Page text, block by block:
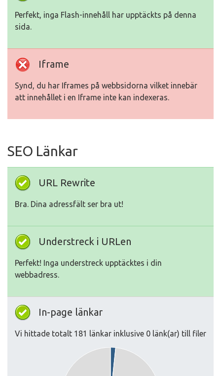
Perfekt, inga Flash-innehåll har upptäckts på denna
sida.
Iframe
Synd, du har Iframes på webbsidorna vilket innebär
att innehållet i en Iframe inte kan indexeras.
SEO Länkar
URL Rewrite
Bra. Dina adressfält ser bra ut!
Understreck i URLen
Perfekt! Inga understreck upptäcktes i din
webbadress.
In-page länkar
Vi hittade totalt 181 länkar inklusive 0 länk(ar) till filer